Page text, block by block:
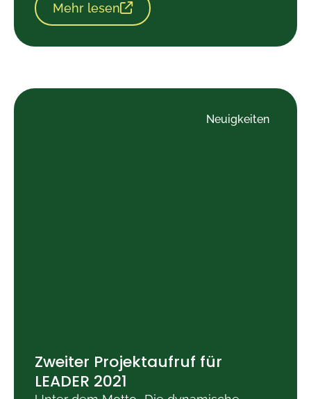
Mehr lesen
Neuigkeiten
Zweiter Projektaufruf für
LEADER 2021